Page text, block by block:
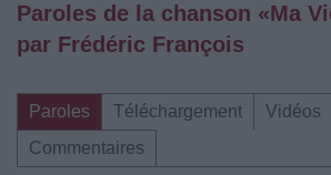
Paroles de la chanson «Ma
par Frédéric François
Paroles Téléchargement
Vidéos
Commentaires